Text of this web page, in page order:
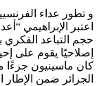
و تطور عداء
اعتبر الإبراهيمي
حجم التباعد الفكري
إصلاحيًا يقوم على
كان ماسينيون جزءًا
الجزائر ضمن الإطار